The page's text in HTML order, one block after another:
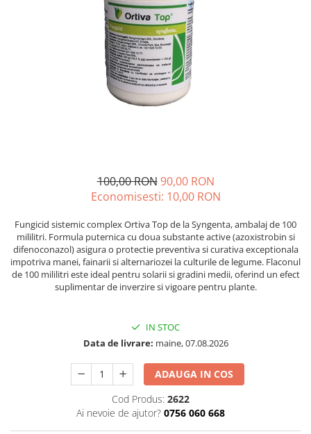
Seminte de Leustean
Seminte de praz
Seminte dovleac decorativ
Seminte dovlecel / dovleac
Seminte fasole
Seminte pastarnac
Seminte plante aromatice
Seminte salata
100,00 RON 90,00 RON
Economisesti: 10,00 RON
Fungicid sistemic complex Ortiva Top de la Syngenta, ambalaj de 100
mililitri. Formula puternica cu doua substante active (azoxistrobin si
difenoconazol) asigura o protectie preventiva si curativa exceptionala
impotriva manei, fainarii si alternariozei la culturile de legume. Flaconul
de 100 mililitri este ideal pentru solarii si gradini medii, oferind un efect
suplimentar de inverzire si vigoare pentru plante.
IN STOC
Data de livrare: maine, 07.08.2026
ADAUGA IN COS
Cod Produs: 2622
Ai nevoie de ajutor? 0756 060 668